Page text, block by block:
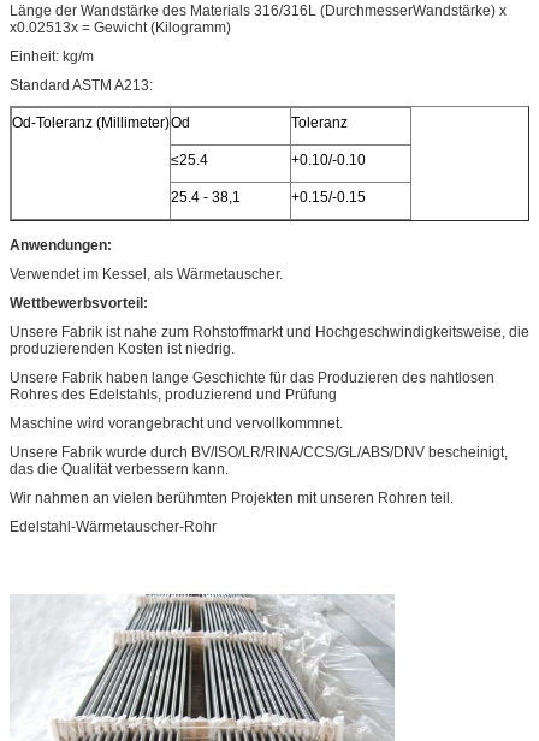
Länge der Wandstärke des Materials 316/316L (DurchmesserWandstärke) x
x0.02513x = Gewicht (Kilogramm)
Einheit: kg/m
Standard ASTM A213:
Od-Toleranz (Millimeter)Od Toleranz
≤25.4 +0.10/-0.10
25.4 - 38,1 +0.15/-0.15
Anwendungen:
Verwendet im Kessel, als Wärmetauscher.
Wettbewerbsvorteil:
Unsere Fabrik ist nahe zum Rohstoffmarkt und Hochgeschwindigkeitsweise, die
produzierenden Kosten ist niedrig.
Unsere Fabrik haben lange Geschichte für das Produzieren des nahtlosen
Rohres des Edelstahls, produzierend und Prüfung
Maschine wird vorangebracht und vervollkommnet.
Unsere Fabrik wurde durch BV/ISO/LR/RINA/CCS/GL/ABS/DNV bescheinigt,
das die Qualität verbessern kann.
Wir nahmen an vielen berühmten Projekten mit unseren Rohren teil.
Edelstahl-Wärmetauscher-Rohr